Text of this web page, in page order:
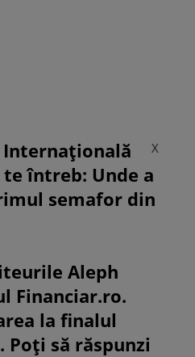
X
Internațională
întreb: Unde a
semafor din
Aleph
Financiar.ro.
la finalul
să răspunzi